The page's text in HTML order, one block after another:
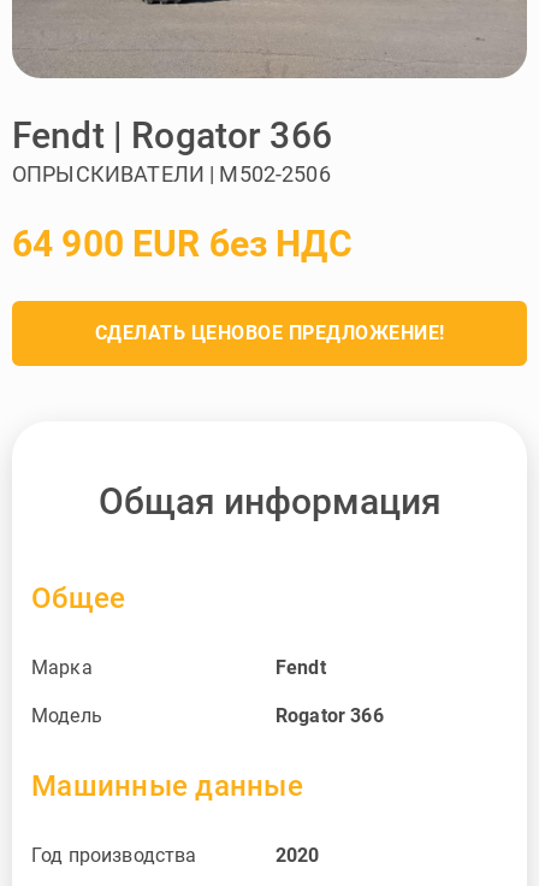
Fendt | Rogator 366
ОПРЫСКИВАТЕЛИ | M502-2506
64 900 EUR без НДС
СДЕЛАТЬ ЦЕНОВОЕ ПРЕДЛОЖЕНИЕ!
Общая информация
Общее
Марка Fendt
Модель Rogator 366
Машинные данные
Год производства 2020